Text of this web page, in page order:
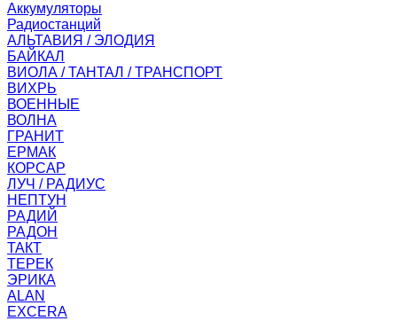
Аккумуляторы
Радиостанций
АЛЬТАВИЯ / ЭЛОДИЯ
БАЙКАЛ
ВИОЛА / ТАНТАЛ / ТРАНСПОРТ
ВИХРЬ
ВОЕННЫЕ
ВОЛНА
ГРАНИТ
ЕРМАК
КОРСАР
ЛУЧ / РАДИУС
НЕПТУН
РАДИЙ
РАДОН
ТАКТ
ТЕРЕК
ЭРИКА
ALAN
EXCERA